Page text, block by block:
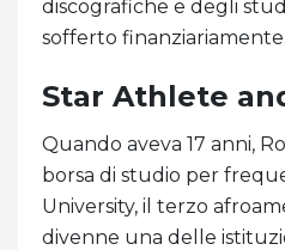
discografiche e degli
sofferto finanziariamente.
Star Athlete
Quando aveva 17 anni,
borsa di studio per
University, il terzo
divenne una delle